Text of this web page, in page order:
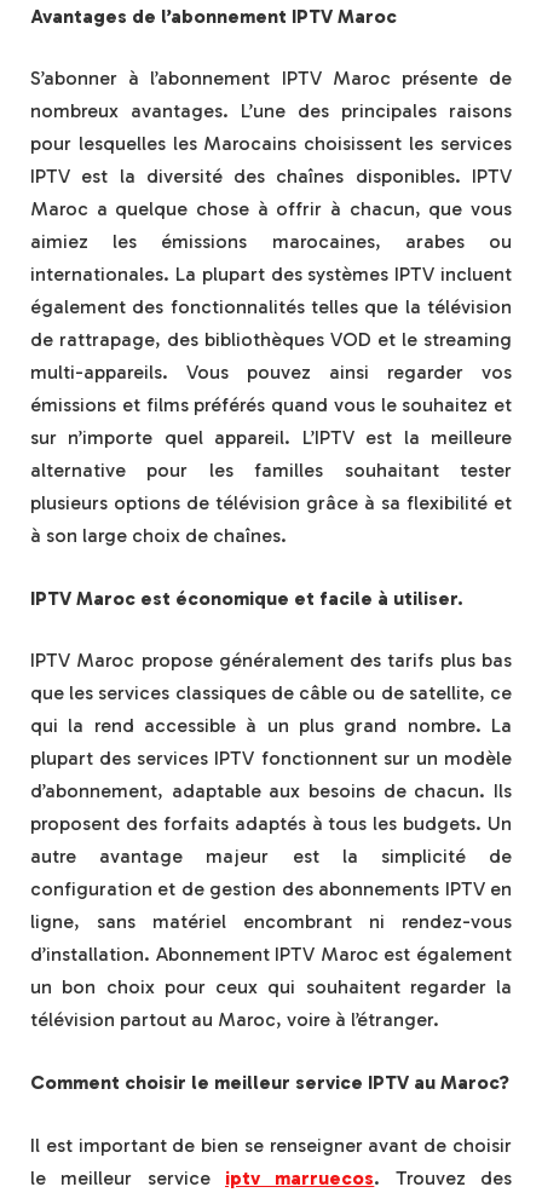
Avantages de l’abonnement IPTV Maroc
S’abonner à l’abonnement IPTV Maroc présente de
nombreux avantages. L’une des principales raisons
pour lesquelles les Marocains choisissent les services
IPTV est la diversité des chaînes disponibles. IPTV
Maroc a quelque chose à offrir à chacun, que vous
aimiez les émissions marocaines, arabes ou
internationales. La plupart des systèmes IPTV incluent
également des fonctionnalités telles que la télévision
de rattrapage, des bibliothèques VOD et le streaming
multi-appareils. Vous pouvez ainsi regarder vos
émissions et films préférés quand vous le souhaitez et
sur n’importe quel appareil. L’IPTV est la meilleure
alternative pour les familles souhaitant tester
plusieurs options de télévision grâce à sa flexibilité et
à son large choix de chaînes.
IPTV Maroc est économique et facile à utiliser.
IPTV Maroc propose généralement des tarifs plus bas
que les services classiques de câble ou de satellite, ce
qui la rend accessible à un plus grand nombre. La
plupart des services IPTV fonctionnent sur un modèle
d’abonnement, adaptable aux besoins de chacun. Ils
proposent des forfaits adaptés à tous les budgets. Un
autre avantage majeur est la simplicité de
configuration et de gestion des abonnements IPTV en
ligne, sans matériel encombrant ni rendez-vous
d’installation. Abonnement IPTV Maroc est également
un bon choix pour ceux qui souhaitent regarder la
télévision partout au Maroc, voire à l’étranger.
Comment choisir le meilleur service IPTV au Maroc?
Il est important de bien se renseigner avant de choisir
le meilleur service iptv marruecos. Trouvez des